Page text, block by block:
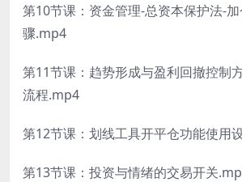
第10节课：资金管理-总资本保护法-
骤.mp4
第11节课：趋势形成与盈利回撤控制
流程.mp4
第12节课：划线工具开平仓功能使用
第13节课：投资与情绪的交易开关